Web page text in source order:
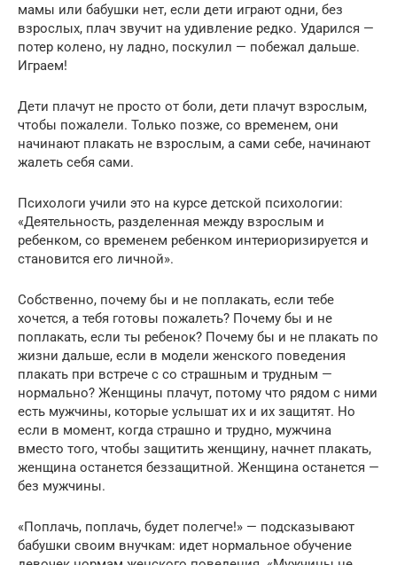
мамы или бабушки нет, если дети играют одни, без
взрослых, плач звучит на удивление редко. Ударился —
потер колено, ну ладно, поскулил — побежал дальше.
Играем!
Дети плачут не просто от боли, дети плачут взрослым,
чтобы пожалели. Только позже, со временем, они
начинают плакать не взрослым, а сами себе, начинают
жалеть себя сами.
Психологи учили это на курсе детской психологии:
«Деятельность, разделенная между взрослым и
ребенком, со временем ребенком интериоризируется и
становится его личной».
Собственно, почему бы и не поплакать, если тебе
хочется, а тебя готовы пожалеть? Почему бы и не
поплакать, если ты ребенок? Почему бы и не плакать по
жизни дальше, если в модели женского поведения
плакать при встрече с со страшным и трудным —
нормально? Женщины плачут, потому что рядом с ними
есть мужчины, которые услышат их и их защитят. Но
если в момент, когда страшно и трудно, мужчина
вместо того, чтобы защитить женщину, начнет плакать,
женщина останется беззащитной. Женщина останется —
без мужчины.
«Поплачь, поплачь, будет полегче!» — подсказывают
бабушки своим внучкам: идет нормальное обучение